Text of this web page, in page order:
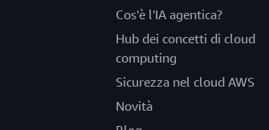
Cos'è l'IA agentica?
Hub dei concetti di cloud
computing
Sicurezza nel cloud AWS
Novità